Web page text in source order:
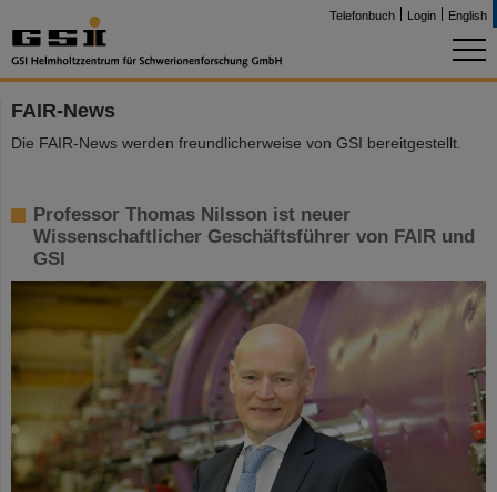
Telefonbuch Login English
FAIR-News
Die FAIR-News werden freundlicherweise von GSI bereitgestellt.
Professor Thomas Nilsson ist neuer
Wissenschaftlicher Geschäftsführer von FAIR und
GSI